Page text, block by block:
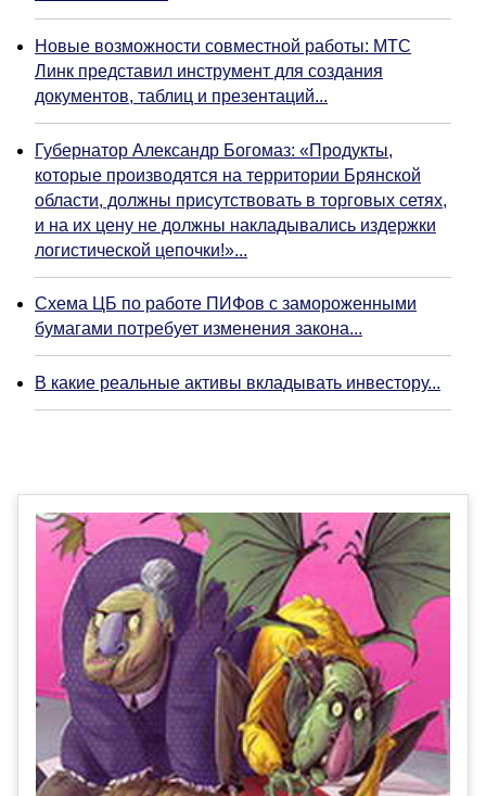
Новые возможности совместной работы: МТС
Линк представил инструмент для создания
документов, таблиц и презентаций...
Губернатор Александр Богомаз: «Продукты,
которые производятся на территории Брянской
области, должны присутствовать в торговых сетях,
и на их цену не должны накладывались издержки
логистической цепочки!»...
Схема ЦБ по работе ПИФов с замороженными
бумагами потребует изменения закона...
В какие реальные активы вкладывать инвестору...